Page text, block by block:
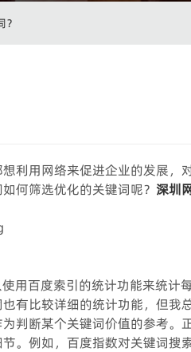
利用网络来促进企业的发展，
何筛选优化的关键词呢？ 深圳
用百度索引的统计功能来统计
有比较详细的统计功能，但我
判断某个关键词价值的参考。
。例如，百度指数对关键词搜